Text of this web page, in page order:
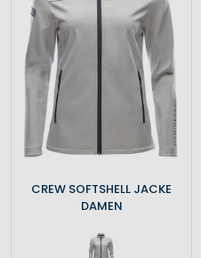
CREW SOFTSHELL JACKE
DAMEN